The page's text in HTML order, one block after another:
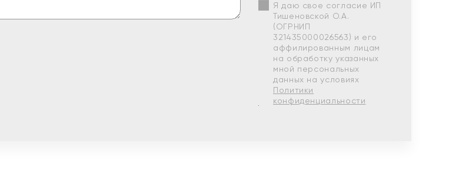
Я даю свое согласие ИП
Тишеновской О.А.
(ОГРНИП
321435000026563) и его
аффилированным лицам
на обработку указанных
мной персональных
данных на условиях
Политики
конфиденциальности